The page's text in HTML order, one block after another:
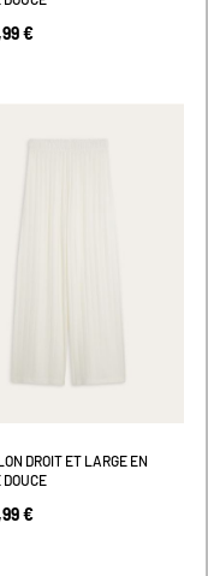
€
DROIT ET LARGE EN
€